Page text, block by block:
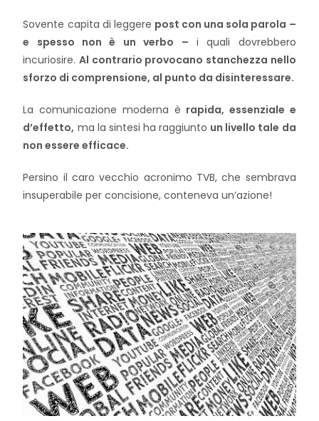
Sovente capita di leggere post con una sola parola –
e spesso non è un verbo – i quali dovrebbero
incuriosire.Al contrario provocano stanchezza nello
sforzo di comprensione, al punto da disinteressare.
La comunicazione moderna è rapida, essenziale e
d’effetto, ma la sintesi ha raggiunto un livello tale da
non essere efficace.
Persino il caro vecchio acronimo TVB, che sembrava
insuperabile per concisione, conteneva un’azione!